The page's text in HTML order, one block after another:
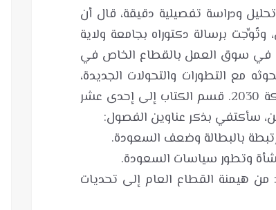
ودراسة تفصيلية دقيقة، قال أن
برسالة دكتوراه بجامعة ولاية
السعودة في سوق العمل بالقطاع الخاص في
مع التطورات والتحولات الجديدة،
وطرح إشكالات التوطين لا يتوافق ورؤية المملكة 2030. قسم الكتاب إلى إحدى عشر
هيمنة القطاع العام إلى تحديات